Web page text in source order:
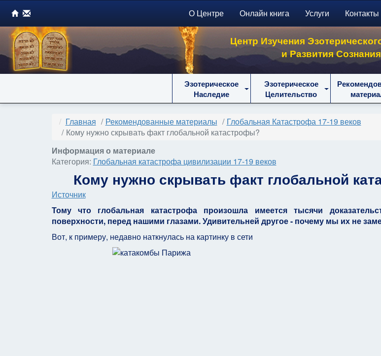
О Центре Онлайн книга Услуги Контакты
Центр Изучения
и Развития Сознания
Эзотерическое
Наследие
Эзотерическое
Целительство
Главная Рекомендованные материалы
Глобальная Катастрофа 17-19 веков
Кому нужно скрывать факт глобальной катастрофы?
Информация о материале
Категория: Глобальная катастрофа цивилизации 17-19 веков
Кому нужно скрывать факт глобальной
Источник
Тому что глобальная катастрофа произошла имеется тысячи
поверхности, перед нашими глазами. Удивительней другое - почему мы их не
Вот, к примеру, недавно наткнулась на картинку в сети